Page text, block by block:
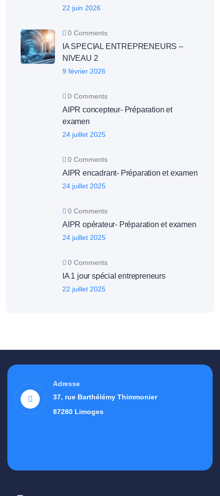
22 juin 2026
0 Comments
IA SPECIAL ENTREPRENEURS –
NIVEAU 2
9 février 2026
0 Comments
AIPR concepteur- Préparation et
examen
24 juillet 2025
0 Comments
AIPR encadrant- Préparation et examen
24 juillet 2025
0 Comments
AIPR opérateur- Préparation et examen
24 juillet 2025
0 Comments
IA 1 jour spécial entrepreneurs
22 juillet 2025
Adresse
37, rue Barthélémy Thimmonier
87280 Limoges